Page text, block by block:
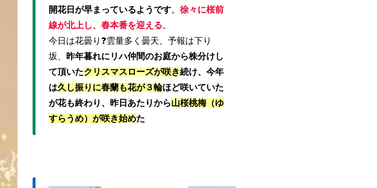
開花日が早まっているようです。 徐々に桜前
線が北上し、春本番を迎える。
今日は花曇り❓雲量多く曇天、予報は下り
坂、 昨年暮れにリハ仲間のお庭から株分けし
て頂いたクリスマスローズが咲き続け、今年
は久し振りに春蘭も花が３輪ほど咲いていた
が花も終わり、昨日あたりから山桜桃梅（ゆ
すらうめ）が咲き始めた